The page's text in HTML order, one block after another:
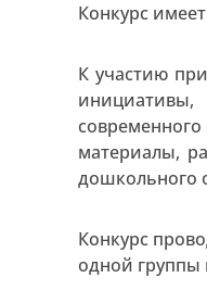
Конкурс
К участию
материалы,
дошкольного
Конкурс
одной группы